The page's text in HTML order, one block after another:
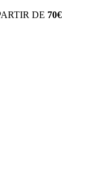
DE 70€